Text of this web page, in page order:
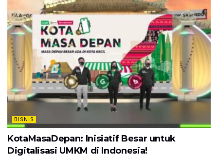
BISNIS
KotaMasaDepan: Inisiatif Besar untuk
Digitalisasi UMKM di Indonesia!